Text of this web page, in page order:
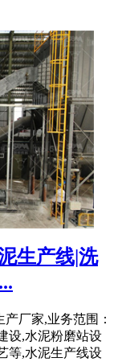
生产线|洗
厂家,业务范围：
设,水泥粉磨站设
等,水泥生产线设